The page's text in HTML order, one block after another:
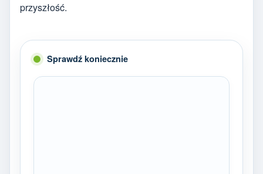
przyszłość.
Sprawdź koniecznie